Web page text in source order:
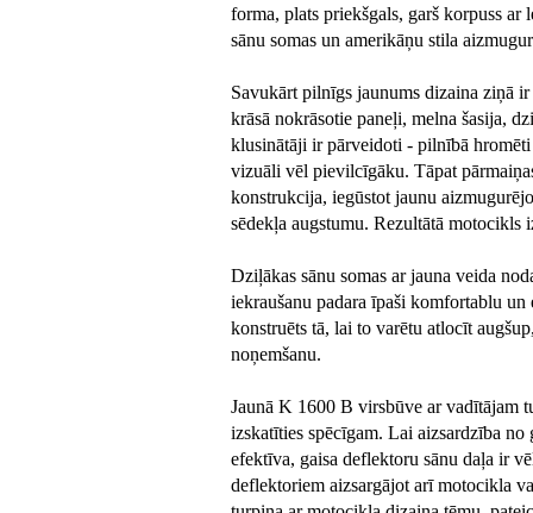
forma, plats priekšgals, garš korpuss
sānu somas un amerikāņu stila
Savukārt pilnīgs jaunums dizaina ziņā
krāsā nokrāsotie paneļi, melna šasija,
klusinātāji ir pārveidoti - pilnībā
vizuāli vēl pievilcīgāku. Tāpat
konstrukcija, iegūstot jaunu
sēdekļa augstumu. Rezultātā motocikls
Dziļākas sānu somas ar jauna veida
iekraušanu padara īpaši komfortablu
konstruēts tā, lai to varētu atlocīt
noņemšanu.
Jaunā K 1600 B virsbūve ar vadītājam
izskatīties spēcīgam. Lai aizsardzība
efektīva, gaisa deflektoru sānu daļa ir
deflektoriem aizsargājot arī motocikla